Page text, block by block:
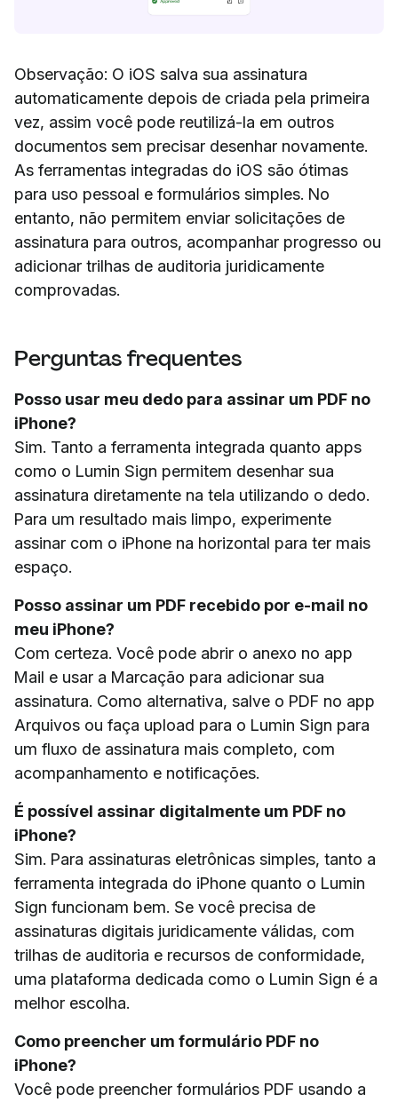
Observação: O iOS salva sua assinatura
automaticamente depois de criada pela primeira
vez, assim você pode reutilizá-la em outros
documentos sem precisar desenhar novamente.
As ferramentas integradas do iOS são ótimas
para uso pessoal e formulários simples. No
entanto, não permitem enviar solicitações de
assinatura para outros, acompanhar progresso ou
adicionar trilhas de auditoria juridicamente
comprovadas.
Perguntas frequentes
Posso usar meu dedo para assinar um PDF no
iPhone?
Sim. Tanto a ferramenta integrada quanto apps
como o Lumin Sign permitem desenhar sua
assinatura diretamente na tela utilizando o dedo.
Para um resultado mais limpo, experimente
assinar com o iPhone na horizontal para ter mais
espaço.
Posso assinar um PDF recebido por e-mail no
meu iPhone?
Com certeza. Você pode abrir o anexo no app
Mail e usar a Marcação para adicionar sua
assinatura. Como alternativa, salve o PDF no app
Arquivos ou faça upload para o Lumin Sign para
um fluxo de assinatura mais completo, com
acompanhamento e notificações.
É possível assinar digitalmente um PDF no
iPhone?
Sim. Para assinaturas eletrônicas simples, tanto a
ferramenta integrada do iPhone quanto o Lumin
Sign funcionam bem. Se você precisa de
assinaturas digitais juridicamente válidas, com
trilhas de auditoria e recursos de conformidade,
uma plataforma dedicada como o Lumin Sign é a
melhor escolha.
Como preencher um formulário PDF no
iPhone?
Você pode preencher formulários PDF usando a